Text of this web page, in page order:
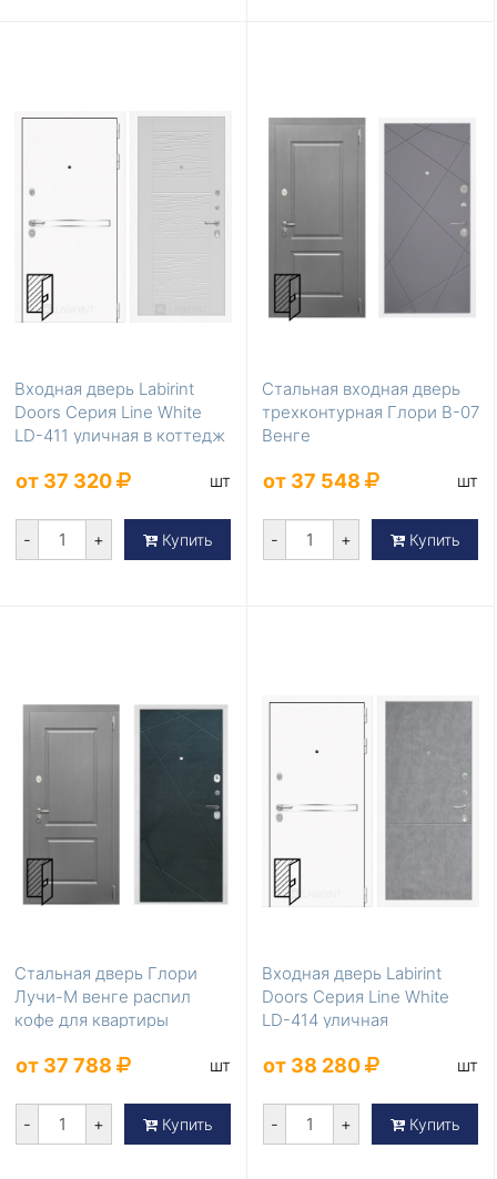
Входная дверь Labirint
Doors Серия Line White
LD-411 уличная в коттедж
от 37 320 шт
- + Купить
Стальная входная дверь
трехконтурная Глори В-07
Венге
от 37 548 шт
- + Купить
Стальная дверь Глори
Лучи-М венге распил
кофе для квартиры
от 37 788 шт
- + Купить
Входная дверь Labirint
Doors Серия Line White
LD-414 уличная
от 38 280 шт
- + Купить